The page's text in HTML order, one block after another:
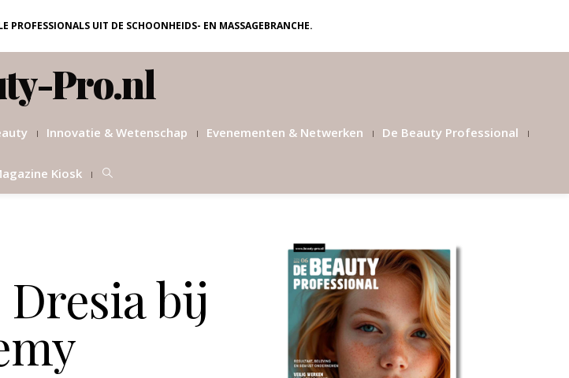
PROFESSIONALS UIT DE SCHOONHEIDS- EN MASSAGEBRANCHE.
Pro.nl
Innovatie & Wetenschap Evenementen & Netwerken De Beauty Professional
Kiosk
bij